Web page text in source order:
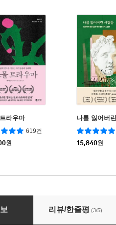
라우마
619건
원
나를 잃어버
15,840원
리뷰/한줄평 (3/5)